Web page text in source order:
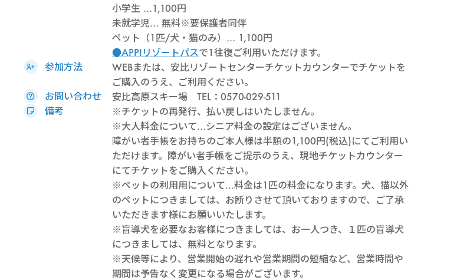
ン
ー
ズ
ン）
小学生 …1,100円
未就学児… 無料※要保護者同伴
ペット（1匹/犬・猫のみ）… 1,100円
●APPIリゾートパスで1往復ご利用いただけます。
参加方法
WEBまたは、安比リゾートセンターチケットカウンターでチケットを
ご購入のうえ、ご利用ください。
お問い合わせ
安比高原スキー場 TEL：0570-029-511
備考
※チケットの再発行、払い戻しはいたしません。
※大人料金について…シニア料金の設定はございません。
障がい者手帳をお持ちのご本人様は半額の1,100円(税込)にてご利用い
ただけます。障がい者手帳をご提示のうえ、現地チケットカウンター
にてチケットをご購入ください。
※ペットの利用用について…料金は1匹の料金になります。犬、猫以外
のペットにつきましては、お断りさせて頂いておりますので、ご了承
いただきます様にお願いいたします。
※盲導犬を必要なお客様につきましては、お一人つき、１匹の盲導犬
につきましては、無料となります。
※天候等により、営業開始の遅れや営業期間の短縮など、営業時間や
期間は予告なく変更になる場合がございます。